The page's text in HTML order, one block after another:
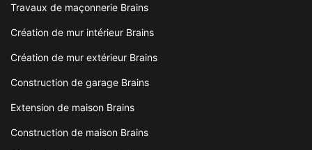
Travaux de maçonnerie Brains
Création de mur intérieur Brains
Création de mur extérieur Brains
Construction de garage Brains
Extension de maison Brains
Construction de maison Brains